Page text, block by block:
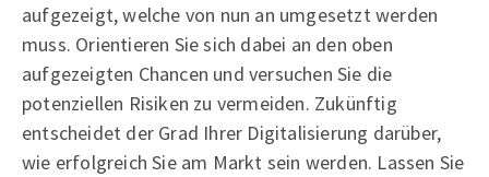
aufgezeigt, welche von nun an umgesetzt werden
muss. Orientieren Sie sich dabei an den oben
aufgezeigten Chancen und versuchen Sie die
potenziellen Risiken zu vermeiden. Zukünftig
entscheidet der Grad Ihrer Digitalisierung darüber,
wie erfolgreich Sie am Markt sein werden. Lassen Sie